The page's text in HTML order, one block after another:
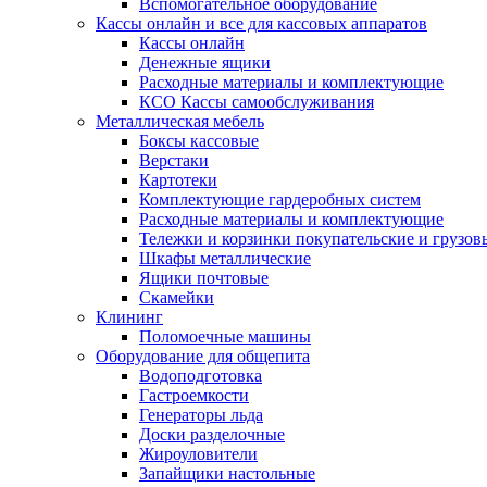
Вспомогательное оборудование
Кассы онлайн и все для кассовых аппаратов
Кассы онлайн
Денежные ящики
Расходные материалы и комплектующие
КСО Кассы самообслуживания
Металлическая мебель
Боксы кассовые
Верстаки
Картотеки
Комплектующие гардеробных систем
Расходные материалы и комплектующие
Тележки и корзинки покупательские и
Шкафы металлические
Ящики почтовые
Скамейки
Клининг
Поломоечные машины
Оборудование для общепита
Водоподготовка
Гастроемкости
Генераторы льда
Доски разделочные
Жироуловители
Запайщики настольные